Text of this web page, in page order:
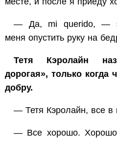
— Да, mi querido, —
меня опустить руку на
Тетя Кэролайн
дорогая», только когда
добру.
— Тетя Кэролайн, все в
— Все хорошо.